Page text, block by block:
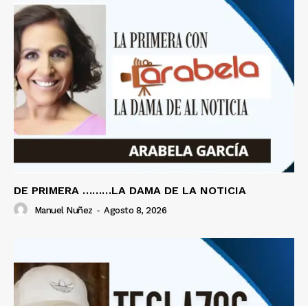
DE PRIMERA ………LA DAMA DE LA NOTICIA
Manuel Nuñez - Agosto 8, 2026